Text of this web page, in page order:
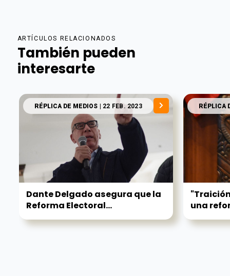
ARTÍCULOS RELACIONADOS
También pueden
interesarte
RÉPLICA DE MEDIOS | 22 FEB. 2023
Dante Delgado asegura que la
Reforma Electoral...
RÉPLICA
una